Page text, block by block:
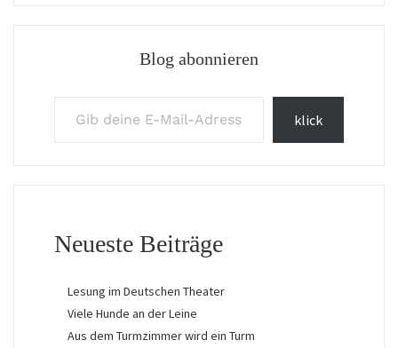
Blog abonnieren
klick
Neueste Beiträge
Lesung im Deutschen Theater
Viele Hunde an der Leine
Aus dem Turmzimmer wird ein Turm